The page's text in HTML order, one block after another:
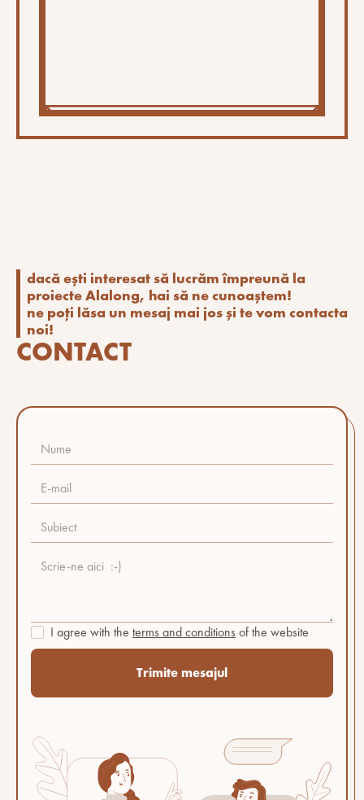
dacă ești interesat să lucrăm împreună la
proiecte Alalong, hai să ne cunoaștem!
ne poți lăsa un mesaj mai jos și te vom contacta
noi!
CONTACT
I agree with the terms and conditions of the website